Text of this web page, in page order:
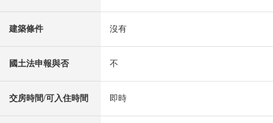
建築條件 沒有
國土法申報與否 不
交房時間/可入住時間 即時